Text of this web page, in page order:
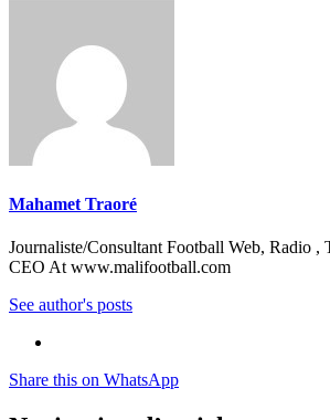
Mahamet Traoré
Journaliste/Consultant Football Web, Radio ,
CEO At www.malifootball.com
See author's posts
Share this on WhatsApp